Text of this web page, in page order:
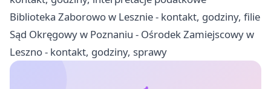
Biblioteka Zaborowo w Lesznie - kontakt, godziny, filie
Sąd Okręgowy w Poznaniu - Ośrodek Zamiejscowy w
Leszno - kontakt, godziny, sprawy